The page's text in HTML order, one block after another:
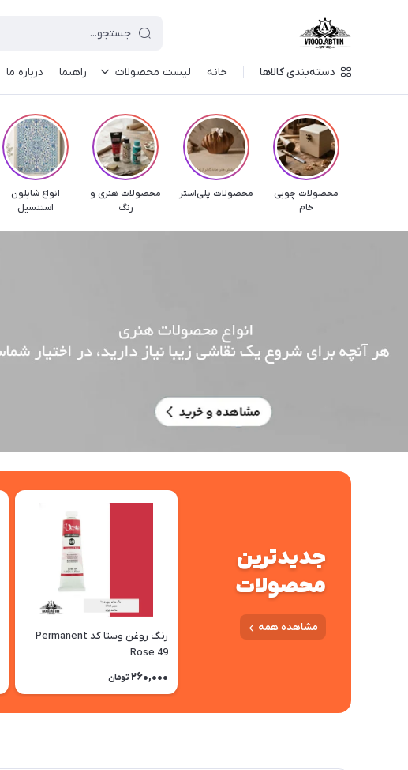
دسته‌بندی کالاها خانه لیست محصولات راهنما درباره ما
محصولات چوبی
خام
محصولات پلی‌استر
محصولات هنری و
رنگ
انواع شابلون
استنسیل
جدیدترین
محصولات
مشاهده همه
رنگ روغن وستا کد Permanent
Rose 49
260,000 تومان